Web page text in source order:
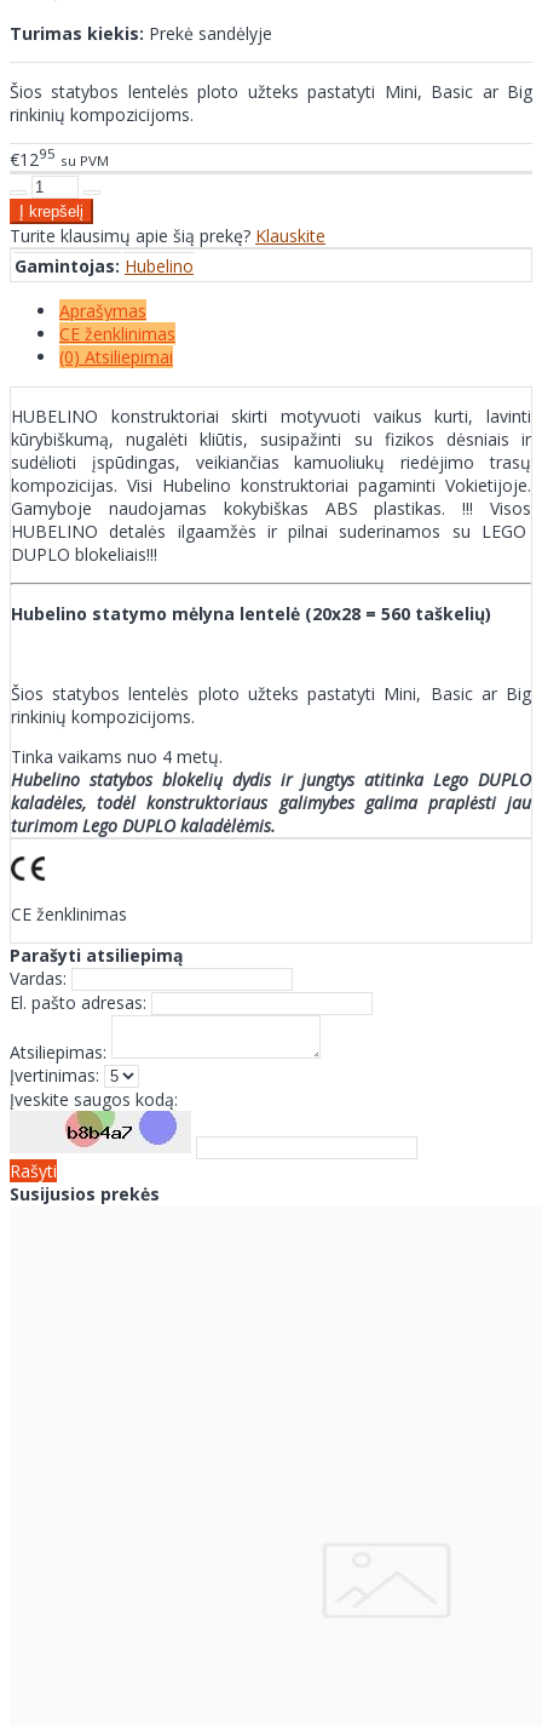
Turimas kiekis: Prekė sandėlyje
Šios statybos lentelės ploto užteks pastatyti Mini, Basic ar Big
rinkinių kompozicijoms.
€1295 su PVM
Turite klausimų apie šią prekę? Klauskite
Gamintojas: Hubelino
Aprašymas
CE ženklinimas
(0) Atsiliepimai
HUBELINO konstruktoriai skirti motyvuoti vaikus kurti, lavinti
kūrybiškumą, nugalėti kliūtis, susipažinti su fizikos dėsniais ir
sudėlioti įspūdingas, veikiančias kamuoliukų riedėjimo trasų
kompozicijas. Visi Hubelino konstruktoriai pagaminti Vokietijoje.
Gamyboje naudojamas kokybiškas ABS plastikas. !!! Visos
HUBELINO detalės ilgaamžės ir pilnai suderinamos su LEGO
DUPLO blokeliais!!!
Hubelino statymo mėlyna lentelė (20x28 = 560 taškelių)
Šios statybos lentelės ploto užteks pastatyti Mini, Basic ar Big
rinkinių kompozicijoms.
Tinka vaikams nuo 4 metų.
Hubelino statybos blokelių dydis ir jungtys atitinka Lego DUPLO
kaladėles, todėl konstruktoriaus galimybes galima praplėsti jau
turimom Lego DUPLO kaladėlėmis.
CE ženklinimas
Parašyti atsiliepimą
Vardas:
El. pašto adresas:
Atsiliepimas:
Įvertinimas:
Įveskite saugos kodą:
Rašyti
Susijusios prekės